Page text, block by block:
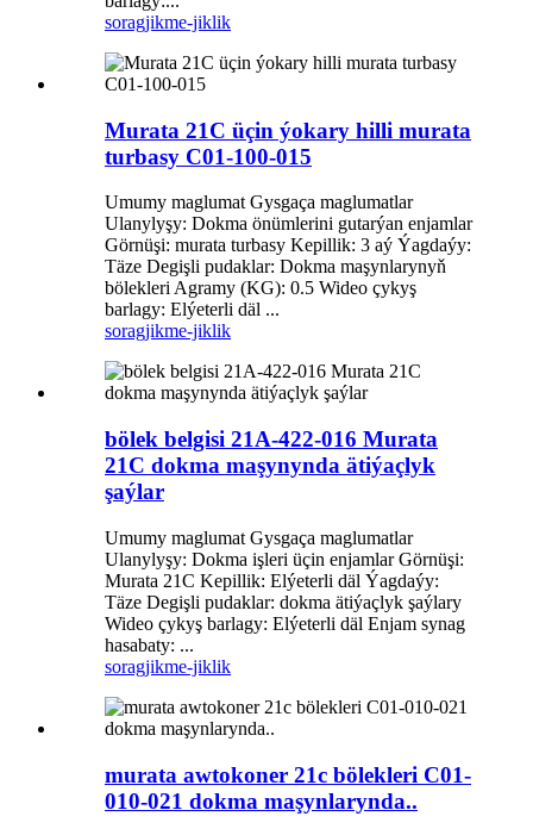
soragjikme-jiklik
Murata 21C üçin ýokary hilli murata
turbasy C01-100-015
Umumy maglumat Gysgaça maglumatlar
Ulanylyşy: Dokma önümlerini gutarýan enjamlar
Görnüşi: murata turbasy Kepillik: 3 aý Ýagdaýy:
Täze Degişli pudaklar: Dokma maşynlarynyň
bölekleri Agramy (KG): 0.5 Wideo çykyş
barlagy: Elýeterli däl ...
soragjikme-jiklik
bölek belgisi 21A-422-016 Murata
21C dokma maşynynda ätiýaçlyk
şaýlar
Umumy maglumat Gysgaça maglumatlar
Ulanylyşy: Dokma işleri üçin enjamlar Görnüşi:
Murata 21C Kepillik: Elýeterli däl Ýagdaýy:
Täze Degişli pudaklar: dokma ätiýaçlyk şaýlary
Wideo çykyş barlagy: Elýeterli däl Enjam synag
hasabaty: ...
soragjikme-jiklik
murata awtokoner 21c bölekleri C01-
010-021 dokma maşynlarynda..